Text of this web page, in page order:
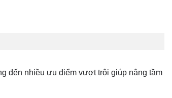
đến nhiều ưu điểm vượt trội giúp nâng tầm